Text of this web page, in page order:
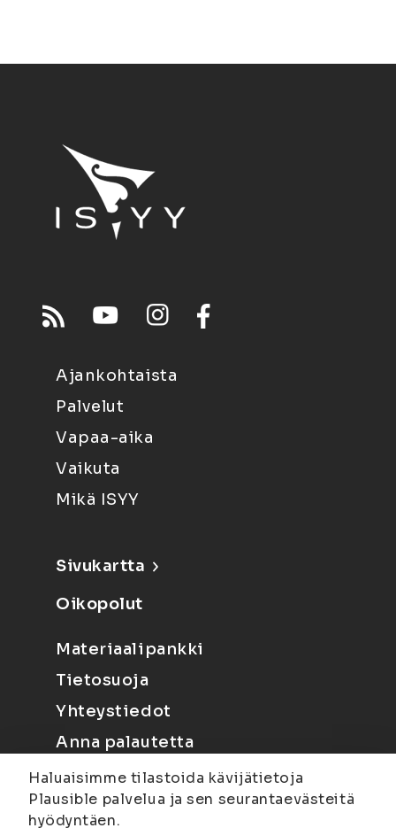
Ajankohtaista
Palvelut
Vapaa-aika
Vaikuta
Mikä ISYY
Sivukartta
Oikopolut
Materiaalipankki
Tietosuoja
Yhteystiedot
Anna palautetta
Haluaisimme tilastoida kävijätietoja
Plausible palvelua ja sen seurantaevästeitä
hyödyntäen.